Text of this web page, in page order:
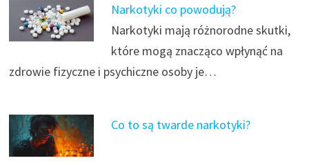
Narkotyki co powodują?
Narkotyki mają różnorodne skutki,
które mogą znacząco wpłynąć na
zdrowie fizyczne i psychiczne osoby je…
Co to są twarde narkotyki?